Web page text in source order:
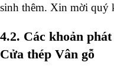
sinh thêm. Xin mời quý
4.2. Các khoản
Cửa thép Vân gỗ